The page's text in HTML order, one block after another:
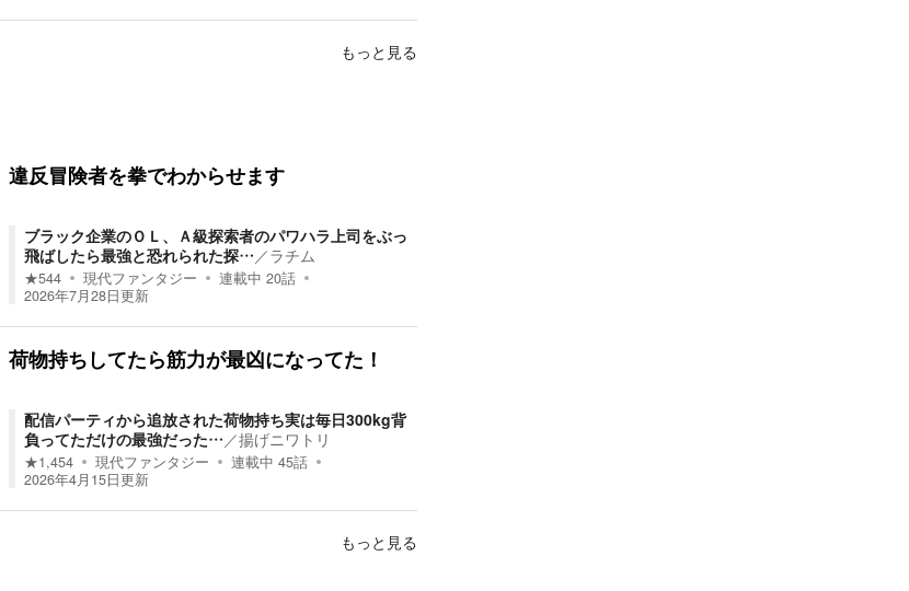
もっと見る
違反冒険者を拳でわからせます
ブラック企業のＯＬ、Ａ級探索者のパワハラ上司をぶっ
飛ばしたら最強と恐れられた探…／ラチム
★544 現代ファンタジー 連載中 20話
2026年7月28日更新
荷物持ちしてたら筋力が最凶になってた！
配信パーティから追放された荷物持ち実は毎日300kg背
負ってただけの最強だった…／揚げニワトリ
★1,454 現代ファンタジー 連載中 45話
2026年4月15日更新
もっと見る